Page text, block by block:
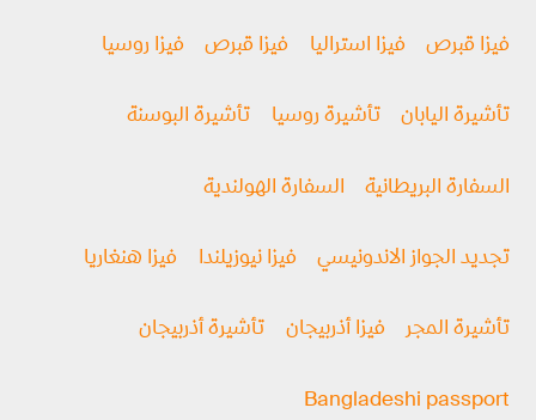
فيزا قبرص فيزا استراليا فيزا قبرص فيزا روسيا
تأشيرة اليابان تأشيرة روسيا تأشيرة البوسنة
السفارة البريطانية السفارة الهولندية
تجديد الجواز الاندونيسي فيزا نيوزيلندا فيزا هنغاريا
تأشيرة المجر فيزا أذربيجان تأشيرة أذربيجان
Bangladeshi passport